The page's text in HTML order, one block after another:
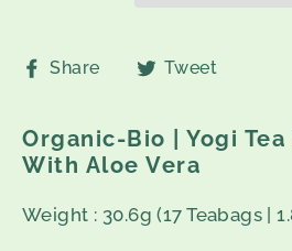
Share
ShareTweet
Organic-Bio | Yogi Tea
With Aloe Vera
Weight : 30.6g (17 Teabags |